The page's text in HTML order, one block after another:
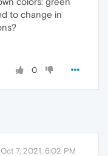
to change in
0
Oct 7, 2021, 6:02 PM